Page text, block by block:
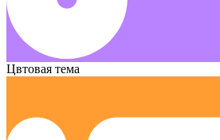
Цвтовая тема